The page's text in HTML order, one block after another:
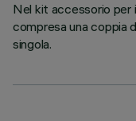
Nel kit accessorio per
compresa una coppia
singola.